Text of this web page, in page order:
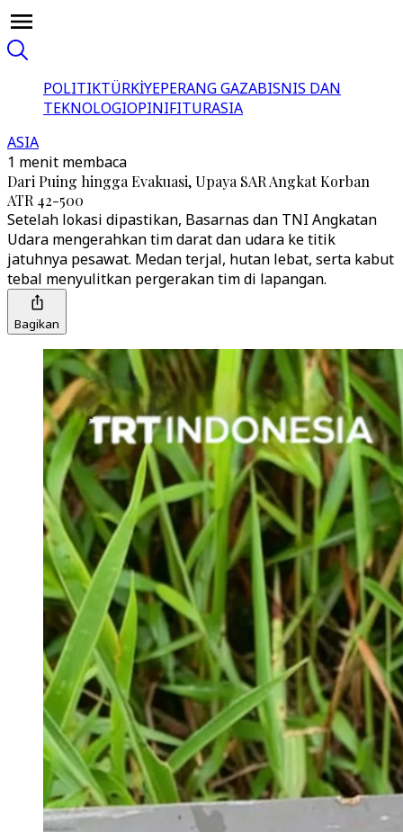
POLITIKTÜRKİYEPERANG GAZABISNIS DAN
TEKNOLOGIOPINIFITURASIA
ASIA
1 menit membaca
Dari Puing hingga Evakuasi, Upaya SAR Angkat Korban
ATR 42-500
Setelah lokasi dipastikan, Basarnas dan TNI Angkatan
Udara mengerahkan tim darat dan udara ke titik
jatuhnya pesawat. Medan terjal, hutan lebat, serta kabut
tebal menyulitkan pergerakan tim di lapangan.
Bagikan